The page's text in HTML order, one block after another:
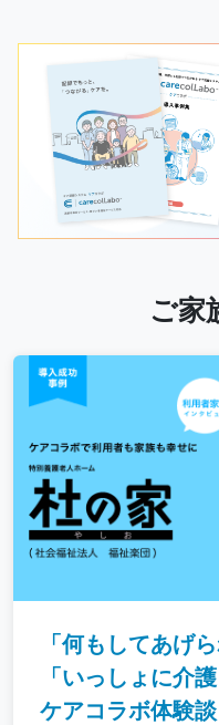
ご家
「何もしてあげ
「いっしょに介
ケアコラボ体験